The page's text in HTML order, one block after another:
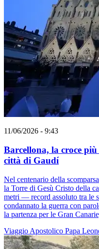
11/06/2026 - 9:43
Barcellona, la croce
città di Gaudí
Nel centenario della
la Torre di Gesù Cristo della
metri — record assoluto tra le
condannato la guerra con
la partenza per le Gran
Viaggio Apostolico Papa